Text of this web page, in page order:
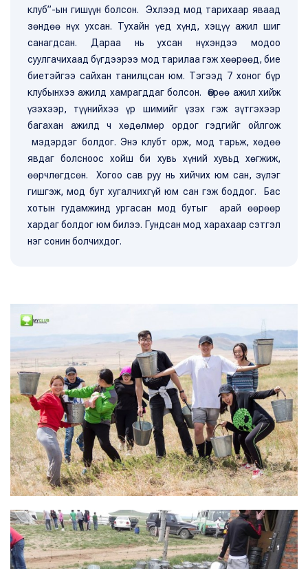
клуб”-ын гишүүн болсон. Эхлээд мод тарихаар яваад
зөндөө нүх ухсан. Тухайн үед хүнд, хэцүү ажил шиг
санагдсан. Дараа нь ухсан нүхэндээ модоо
суулгачихаад бүгдээрээ мод тарилаа гэж хөөрөөд, бие
биетэйгээ сайхан танилцсан юм. Тэгээд 7 хоног бүр
клубынхээ ажилд хамрагддаг болсон. Өөрөө ажил хийж
үзэхээр, түүнийхээ үр шимийг үзэх гэж зүтгэхээр
багахан ажилд ч хөдөлмөр ордог гэдгийг ойлгож
мэдэрдэг болдог. Энэ клубт орж, мод тарьж, хөдөө
явдаг болсноос хойш би хувь хүний хувьд хөгжиж,
өөрчлөгдсөн. Хогоо сав руу нь хийчих юм сан, зүлэг
гишгэж, мод бут хугалчихгүй юм сан гэж боддог. Бас
хотын гудамжинд ургасан мод бутыг арай өөрөөр
хардаг болдог юм билээ. Гундсан мод харахаар сэтгэл
нэг сонин болчихдог.